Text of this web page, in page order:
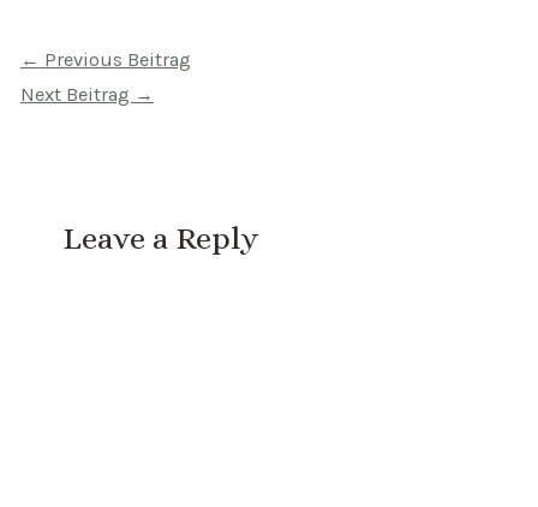
Beitragsnavigation
← Previous Beitrag
Next Beitrag →
Leave a Reply